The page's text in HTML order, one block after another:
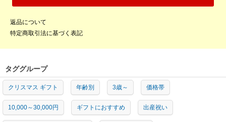
返品について
特定商取引法に基づく表記
タググループ
クリスマス ギフト 年齢別 3歳～ 価格帯
10,000～30,000円 ギフトにおすすめ 出産祝い